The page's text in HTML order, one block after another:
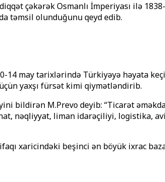
çəkərək Osmanlı İmperiyası ilə
təmsil olunduğunu qeyd edib.
14 may tarixlərində Türkiyəyə həyata
yaxşı fürsət kimi qiymətləndirib.
bildirən M.Prevo deyib: “Ticarət
nəqliyyat, liman idarəçiliyi, logistika,
xaricindəki beşinci ən böyük ixrac